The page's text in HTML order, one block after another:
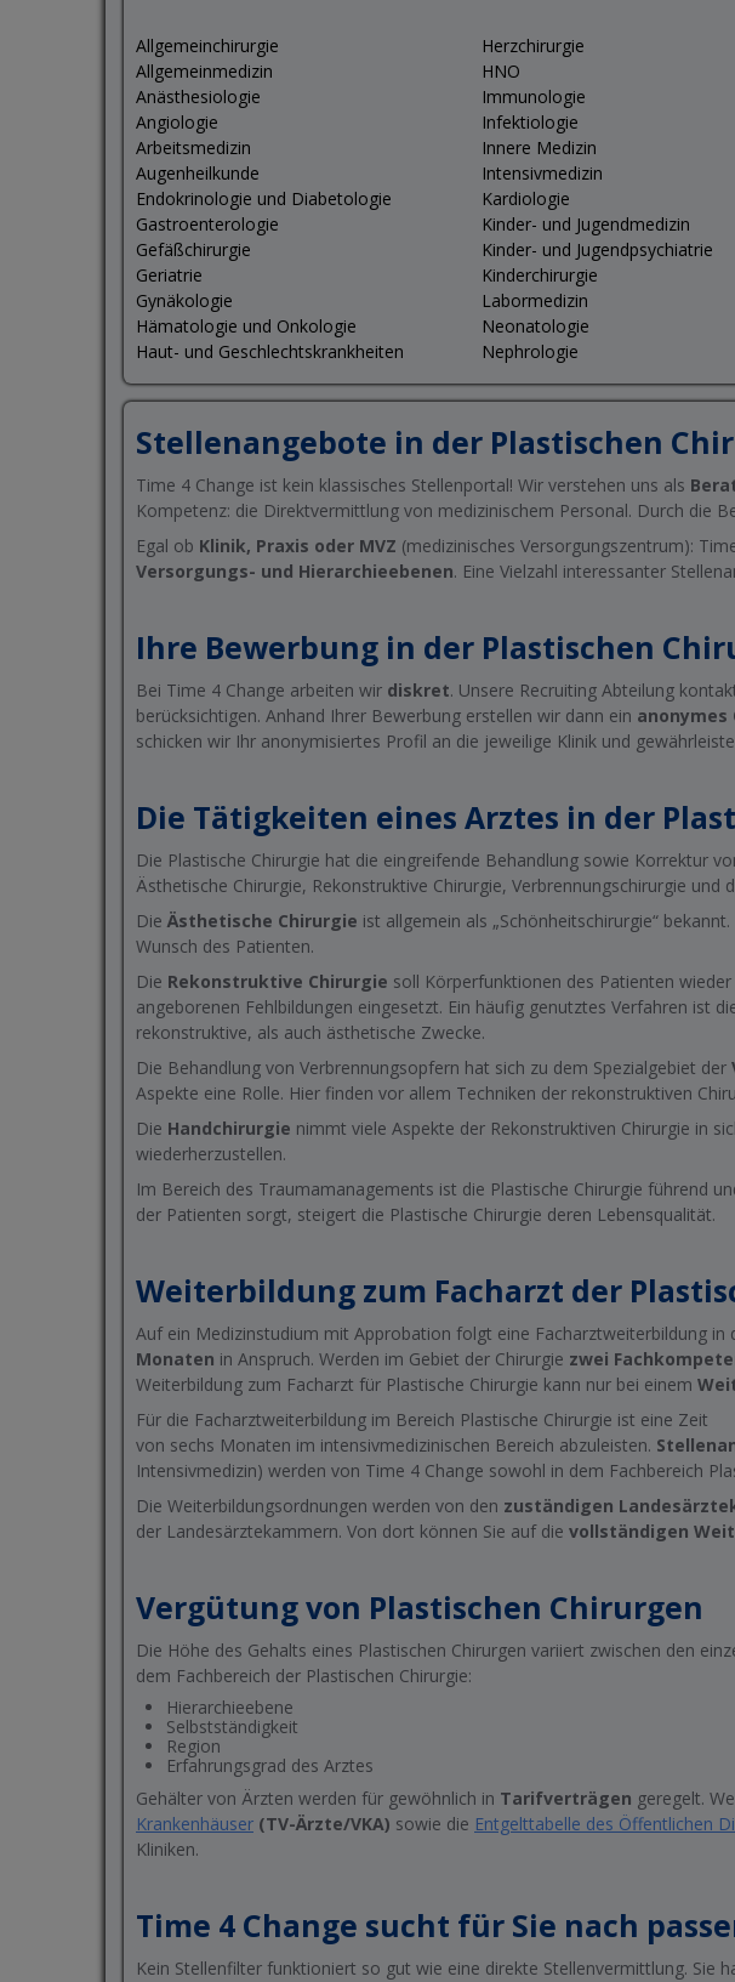
Allgemeinchirurgie
Allgemeinmedizin
Anästhesiologie
Angiologie
Arbeitsmedizin
Augenheilkunde
Endokrinologie und Diabetologie
Gastroenterologie
Gefäßchirurgie
Geriatrie
Gynäkologie
Hämatologie und Onkologie
Haut- und Geschlechtskrankheiten
Herzchirurgie
HNO
Immunologie
Infektiologie
Innere Medizin
Intensivmedizin
Kardiologie
Kinder- und Jugendmedizin
Kinder- und Jugendpsychiatrie
Kinderchirurgie
Labormedizin
Neonatologie
Nephrologie
Stellenangebote in der Plastischen
Time 4 Change ist kein klassisches Stellenportal! Wir verstehen uns als
Kompetenz: die Direktvermittlung von medizinischem Personal. Durch die
Egal ob Klinik, Praxis oder MVZ (medizinisches Versorgungszentrum):
Versorgungs- und Hierarchieebenen. Eine Vielzahl interessanter
Ihre Bewerbung in der Plastischen
Bei Time 4 Change arbeiten wir diskret. Unsere Recruiting Abteilung
berücksichtigen. Anhand Ihrer Bewerbung erstellen wir dann ein
schicken wir Ihr anonymisiertes Profil an die jeweilige Klinik und
Die Tätigkeiten eines Arztes in der
Die Plastische Chirurgie hat die eingreifende Behandlung sowie Korrektur
Ästhetische Chirurgie, Rekonstruktive Chirurgie, Verbrennungschirurgie und
Die Ästhetische Chirurgie ist allgemein als „Schönheitschirurgie“
Wunsch des Patienten.
Die Rekonstruktive Chirurgie soll Körperfunktionen des Patienten
angeborenen Fehlbildungen eingesetzt. Ein häufig genutztes Verfahren ist
rekonstruktive, als auch ästhetische Zwecke.
Die Behandlung von Verbrennungsopfern hat sich zu dem Spezialgebiet der
Aspekte eine Rolle. Hier finden vor allem Techniken der rekonstruktiven
Die Handchirurgie nimmt viele Aspekte der Rekonstruktiven Chirurgie in
wiederherzustellen.
Im Bereich des Traumamanagements ist die Plastische Chirurgie führend
der Patienten sorgt, steigert die Plastische Chirurgie deren Lebensqualität.
Weiterbildung zum Facharzt der
Auf ein Medizinstudium mit Approbation folgt eine Facharztweiterbildung
Monaten in Anspruch. Werden im Gebiet der Chirurgie zwei
Weiterbildung zum Facharzt für Plastische Chirurgie kann nur bei einem
Für die Facharztweiterbildung im Bereich Plastische Chirurgie ist eine Zeit
von sechs Monaten im intensivmedizinischen Bereich abzuleisten.
Intensivmedizin) werden von Time 4 Change sowohl in dem Fachbereich
Die Weiterbildungsordnungen werden von den zuständigen
der Landesärztekammern. Von dort können Sie auf die vollständigen
Vergütung von Plastischen Chirurgen
Die Höhe des Gehalts eines Plastischen Chirurgen variiert zwischen den
dem Fachbereich der Plastischen Chirurgie:
Hierarchieebene
Selbstständigkeit
Region
Erfahrungsgrad des Arztes
Gehälter von Ärzten werden für gewöhnlich in Tarifverträgen geregelt.
Krankenhäuser (TV-Ärzte/VKA) sowie die Entgelttabelle des Öffentlichen
Kliniken.
Time 4 Change sucht für Sie nach
Kein Stellenfilter funktioniert so gut wie eine direkte Stellenvermittlung. Sie